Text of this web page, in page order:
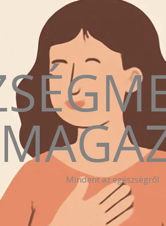
Mindent az egészségről